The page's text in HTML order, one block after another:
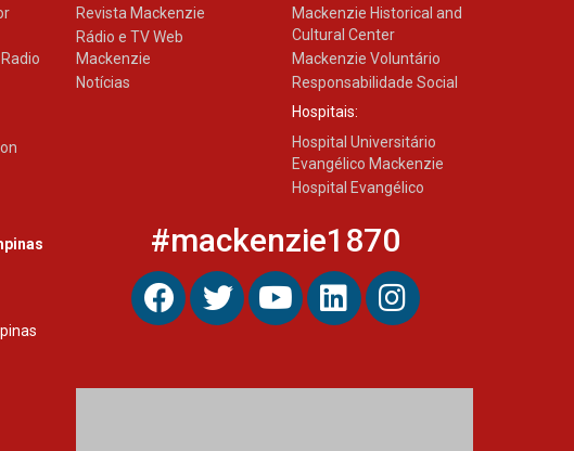
Revista Mackenzie
Rádio e TV Web
Mackenzie
Notícias
Mackenzie Historical and
Cultural Center
Mackenzie Voluntário
Responsabilidade Social
Hospitais:
Hospital Universitário
Evangélico Mackenzie
Hospital Evangélico
#mackenzie1870